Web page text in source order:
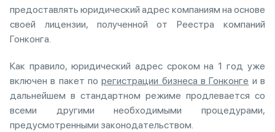
предоставлять юридический адрес компаниям на основе
своей лицензии, полученной от Реестра компаний
Гонконга.
Как правило, юридический адрес сроком на 1 год уже
включен в пакет порегистрации бизнеса в Гонконге и в
дальнейшем в стандартном режиме продлевается со
всеми другими необходимыми процедурами,
предусмотренными законодательством.